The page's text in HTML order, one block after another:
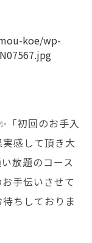
「初回のお手入
感して頂き大
放題のコース
手伝いさせて
ちしておりま